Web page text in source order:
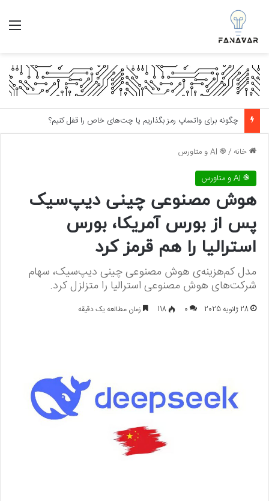
چگونه برای واتساپ رمز بگذاریم یا چت‌های خاص را قفل کنیم؟
خانه /֎ AI و متاورس
֎ AI و متاورس
هوش مصنوعی چینی دیپ‌سیک
پس از بورس آمریکا، بورس
استرالیا را هم قرمز کرد
مدل کم‌هزینه‌ی هوش مصنوعی چینی دیپ‌سیک، سهام
شرکت‌های هوش مصنوعی استرالیا را متزلزل کرد.
28 ژانویه 2025 0
118 زمان مطالعه یک دقیقه